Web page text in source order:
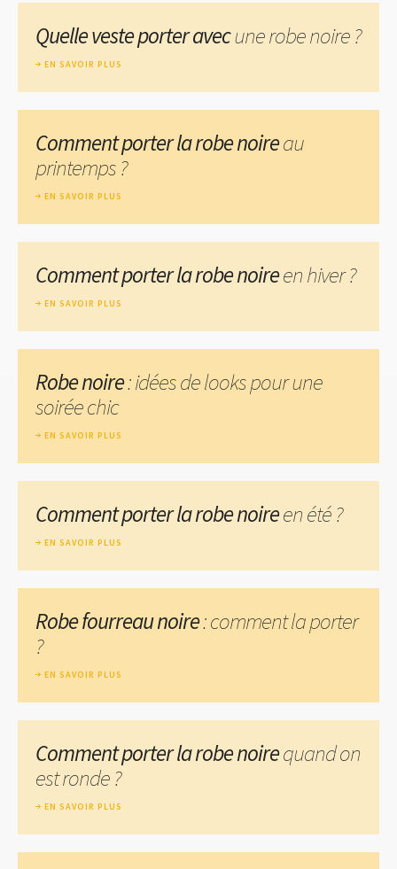
Quelle veste porter avecune robe noire ?
EN SAVOIR PLUS
Comment porter la robe noireau
printemps ?
EN SAVOIR PLUS
Comment porter la robe noireen hiver ?
EN SAVOIR PLUS
Robe noire: idées de looks pour une
soirée chic
EN SAVOIR PLUS
Comment porter la robe noireen été ?
EN SAVOIR PLUS
Robe fourreau noire: comment la porter
?
EN SAVOIR PLUS
Comment porter la robe noirequand on
est ronde ?
EN SAVOIR PLUS